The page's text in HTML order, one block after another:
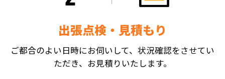
出張点検・見積もり
ご都合のよい日時にお伺いして、状況確認をさせてい
ただき、お見積りいたします。